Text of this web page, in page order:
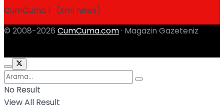
CumCuma | (xml news)
© 2008-2026 CumCuma.com · Magazin Gazeteniz
No Result
View All Result